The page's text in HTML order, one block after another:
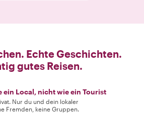
Echte Geschichten.
gutes Reisen.
ein Local, nicht wie ein Tourist
Nur du und dein lokaler
Fremden, keine Gruppen.